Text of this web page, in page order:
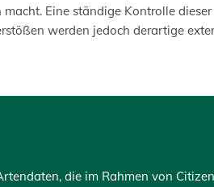
Eine ständige Kontrolle
werden jedoch derartige
die im Rahmen von Citizen